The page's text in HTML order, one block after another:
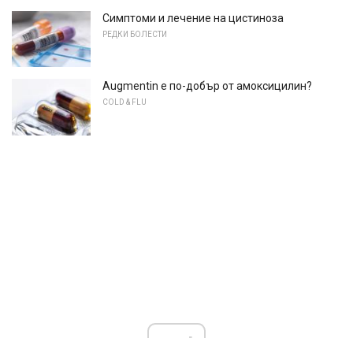
Симптоми и лечение на цистиноза
РЕДКИ БОЛЕСТИ
Augmentin е по-добър от амоксицилин?
COLD & FLU